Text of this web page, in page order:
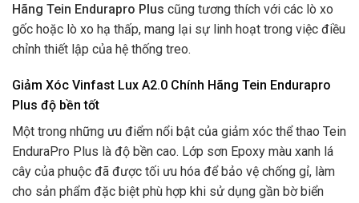
Hãng Tein Endurapro Plus cũng tương thích với các lò xo
gốc hoặc lò xo hạ thấp, mang lại sự linh hoạt trong việc điều
chỉnh thiết lập của hệ thống treo.
Giảm Xóc Vinfast Lux A2.0 Chính Hãng Tein Endurapro
Plus độ bền tốt
Một trong những ưu điểm nổi bật của giảm xóc thể thao Tein
EnduraPro Plus là độ bền cao. Lớp sơn Epoxy màu xanh lá
cây của phuộc đã được tối ưu hóa để bảo vệ chống gỉ, làm
cho sản phẩm đặc biệt phù hợp khi sử dụng gần bờ biển